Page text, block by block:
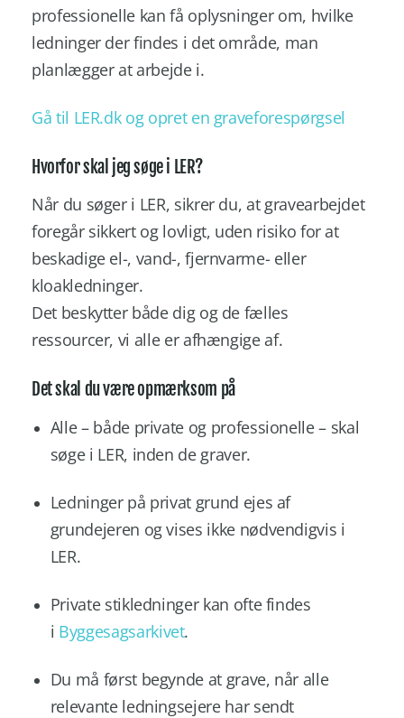
professionelle kan få oplysninger om, hvilke
ledninger der findes i det område, man
planlægger at arbejde i.
Gå til LER.dk og opret en graveforespørgsel
Hvorfor skal jeg søge i LER?
Når du søger i LER, sikrer du, at gravearbejdet
foregår sikkert og lovligt, uden risiko for at
beskadige el-, vand-, fjernvarme- eller
kloakledninger.
Det beskytter både dig og de fælles
ressourcer, vi alle er afhængige af.
Det skal du være opmærksom på
Alle – både private og professionelle – skal
søge i LER, inden de graver.
Ledninger på privat grund ejes af
grundejeren og vises ikke nødvendigvis i
LER.
Private stikledninger kan ofte findes
i Byggesagsarkivet.
Du må først begynde at grave, når alle
relevante ledningsejere har sendt